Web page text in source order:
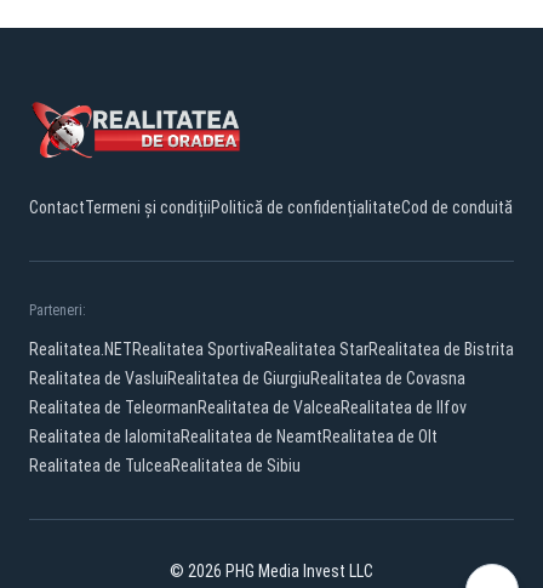
ContactTermeni și condițiiPolitică de confidențialitateCod de conduită
Parteneri:
Realitatea.NETRealitatea SportivaRealitatea StarRealitatea de Bistrita
Realitatea de VasluiRealitatea de GiurgiuRealitatea de Covasna
Realitatea de TeleormanRealitatea de ValceaRealitatea de Ilfov
Realitatea de IalomitaRealitatea de NeamtRealitatea de Olt
Realitatea de TulceaRealitatea de Sibiu
© 2026 PHG Media Invest LLC